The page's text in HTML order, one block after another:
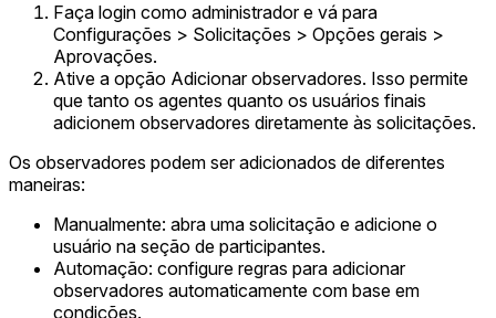
Faça login como administrador e vá para
Configurações > Solicitações > Opções gerais >
Aprovações.
Ative a opção Adicionar observadores. Isso permite
que tanto os agentes quanto os usuários finais
adicionem observadores diretamente às solicitações.
Os observadores podem ser adicionados de diferentes
maneiras:
Manualmente: abra uma solicitação e adicione o
usuário na seção de participantes.
Automação: configure regras para adicionar
observadores automaticamente com base em
condições.